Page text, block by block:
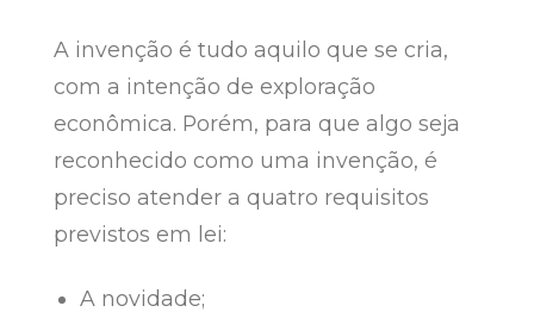
A invenção é tudo aquilo que se cria,
com a intenção de exploração
econômica. Porém, para que algo seja
reconhecido como uma invenção, é
preciso atender a quatro requisitos
previstos em lei:
A novidade;